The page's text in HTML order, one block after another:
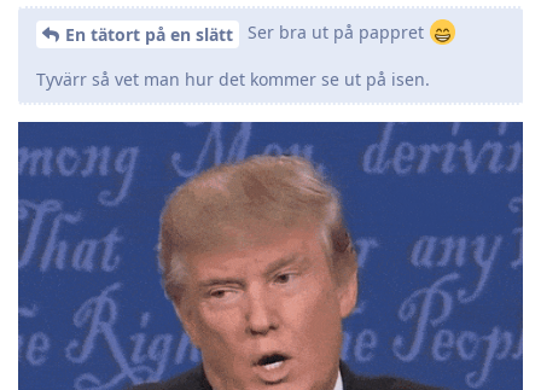
En tätort på en slätt Ser bra ut på pappret
Tyvärr så vet man hur det kommer se ut på isen.